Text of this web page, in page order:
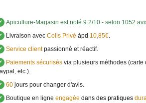
Apiculture-Magasin est noté 9.2/10 - selon 1052
Livraison avecColis Privé àpd 10,85€.
Service clientpassionné et réactif.
Paiements sécurisésvia plusieurs méthodes (carte
etc.).
60jours pour changer d'avis.
Boutique en ligne engagée dans des pratiques